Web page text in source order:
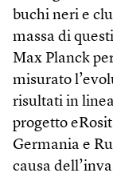
buchi neri e
massa di
Max Planck
misurato
risultati in
progetto
Germania e
causa